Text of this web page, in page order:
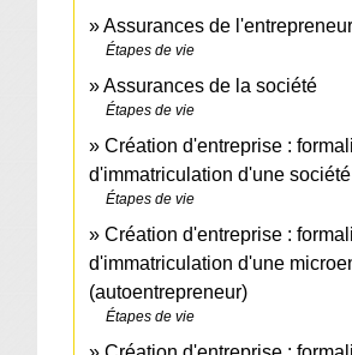
Assurances de
Étapes de vie
Assurances de la société
Étapes de vie
Création d'entreprise :
d'immatriculation d'une société
Étapes de vie
Création d'entreprise :
d'immatriculation d'une
(autoentrepreneur)
Étapes de vie